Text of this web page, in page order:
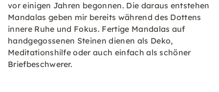
vor einigen Jahren begonnen. Die daraus entstehen
Mandalas geben mir bereits während des Dottens
innere Ruhe und Fokus. Fertige Mandalas auf
handgegossenen Steinen dienen als Deko,
Meditationshilfe oder auch einfach als schöner
Briefbeschwerer.